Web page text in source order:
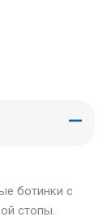
ботинки с
стопы.